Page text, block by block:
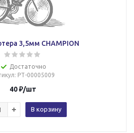
3,5мм CHAMPION
Достаточно
: РТ-00005009
40₽/шт
В корзину